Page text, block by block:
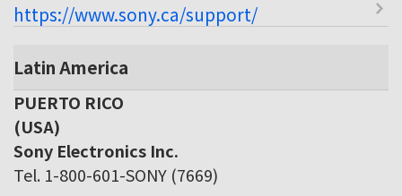
https://www.sony.ca/support/
Latin America
PUERTO RICO
(USA)
Sony Electronics Inc.
Tel. 1-800-601-SONY (7669)